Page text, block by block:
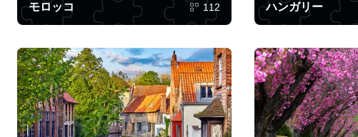
モロッコ 112 ハンガリー